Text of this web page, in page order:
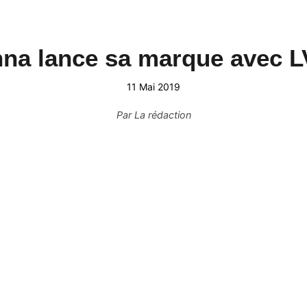
lance sa marque avec
11 Mai 2019
ParLa rédaction